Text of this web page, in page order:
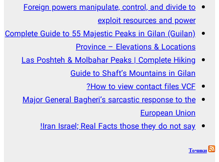
Foreign powers manipulate, control, and divide to
exploit resources and power
Complete Guide to 55 Majestic Peaks in Gilan (Guilan)
Province – Elevations & Locations
Las Poshteh & Molbahar Peaks | Complete Hiking
Guide to Shaft’s Mountains in Gilan
How to view contact files VCF?
Major General Bagheri’s sarcastic response to the
European Union
Iran Israel; Real Facts those they do not say!
Точики